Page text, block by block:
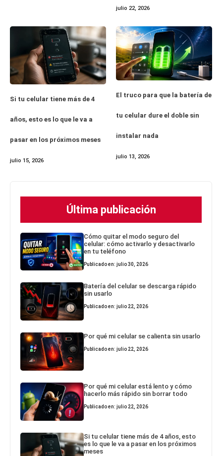
julio 22, 2026
Si tu celular tiene más de 4
años, esto es lo que le va a
pasar en los próximos meses
julio 15, 2026
El truco para que la batería de
tu celular dure el doble sin
instalar nada
julio 13, 2026
Última publicación
Cómo quitar el modo seguro del
celular: cómo activarlo y desactivarlo
en tu teléfono
Publicado en: julio 30, 2026
Batería del celular se descarga rápido
sin usarlo
Publicado en: julio 22, 2026
Por qué mi celular se calienta sin usarlo
Publicado en: julio 22, 2026
Por qué mi celular está lento y cómo
hacerlo más rápido sin borrar todo
Publicado en: julio 22, 2026
Si tu celular tiene más de 4 años, esto
es lo que le va a pasar en los próximos
meses